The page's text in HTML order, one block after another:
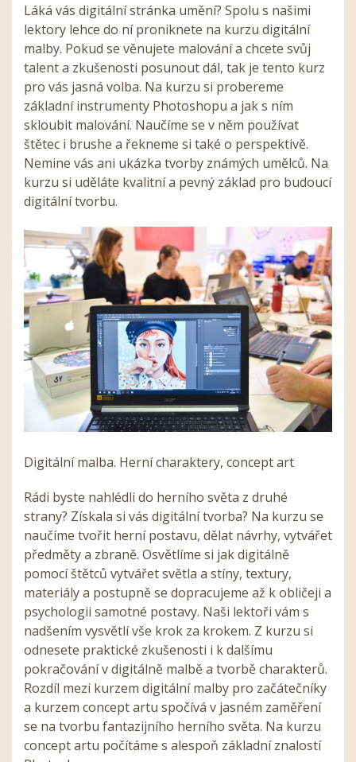
Láká vás digitální stránka umění? Spolu s našimi
lektory lehce do ní proniknete na kurzu digitální
malby. Pokud se věnujete malování a chcete svůj
talent a zkušenosti posunout dál, tak je tento kurz
pro vás jasná volba. Na kurzu si probereme
základní instrumenty Photoshopu a jak s ním
skloubit malování. Naučíme se v něm používat
štětec i brushe a řekneme si také o perspektivě.
Nemine vás ani ukázka tvorby známých umělců. Na
kurzu si uděláte kvalitní a pevný základ pro budoucí
digitální tvorbu.
Digitální malba. Herní charaktery, concept art
Rádi byste nahlédli do herního světa z druhé
strany? Získala si vás digitální tvorba? Na kurzu se
naučíme tvořit herní postavu, dělat návrhy, vytvářet
předměty a zbraně. Osvětlíme si jak digitálně
pomocí štětců vytvářet světla a stíny, textury,
materiály a postupně se dopracujeme až k obličeji a
psychologii samotné postavy. Naši lektoři vám s
nadšením vysvětlí vše krok za krokem. Z kurzu si
odnesete praktické zkušenosti i k dalšímu
pokračování v digitálně malbě a tvorbě charakterů.
Rozdíl mezi kurzem digitální malby pro začátečníky
a kurzem concept artu spočívá v jasném zaměření
se na tvorbu fantazijního herního světa. Na kurzu
concept artu počítáme s alespoň základní znalostí